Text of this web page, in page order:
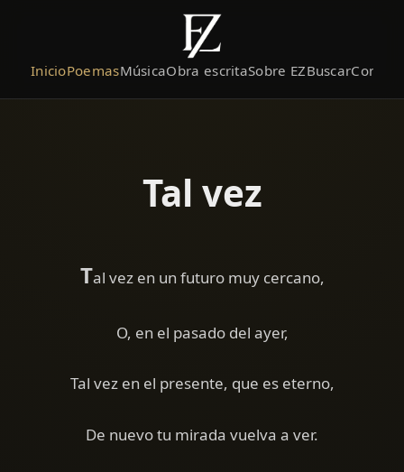
InicioPoemasMúsicaObra escritaSobre EZBuscar
Tal vez
Tal vez en un futuro muy cercano,
O, en el pasado del ayer,
Tal vez en el presente, que es eterno,
De nuevo tu mirada vuelva a ver.